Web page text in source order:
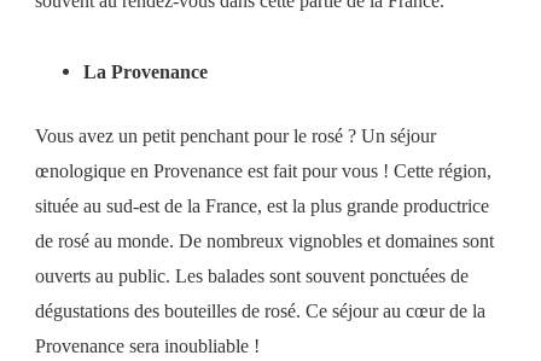
La Provenance
Vous avez un petit penchant pour le rosé ? Un séjour
œnologique en Provenance est fait pour vous ! Cette région,
située au sud-est de la France, est la plus grande productrice
de rosé au monde. De nombreux vignobles et domaines sont
ouverts au public. Les balades sont souvent ponctuées de
dégustations des bouteilles de rosé. Ce séjour au cœur de la
Provenance sera inoubliable !